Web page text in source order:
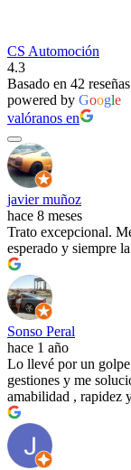
CS Automoción
4.3
Basado en 42
powered by Google
valóranos en
javier muñoz
hace 8 meses
Trato excepcional.
esperado y siempre
Sonso Peral
hace 1 año
Lo llevé por un
gestiones y me
amabilidad , rapidez